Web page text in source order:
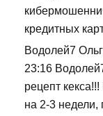
кредитных
Водолей7
23:16
рецепт
на 2-3 недели,